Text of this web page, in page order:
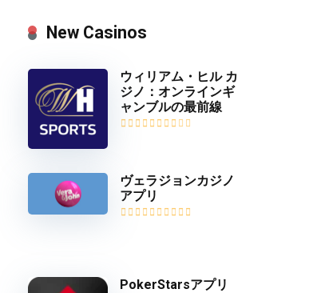
New Casinos
ウィリアム・ヒル カ
ジノ：オンラインギ
ャンブルの最前線
ヴェラジョンカジノ
アプリ
PokerStarsアプリ